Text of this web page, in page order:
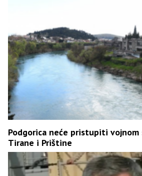
Podgorica neće pristupiti vojnom
Tirane i Prištine